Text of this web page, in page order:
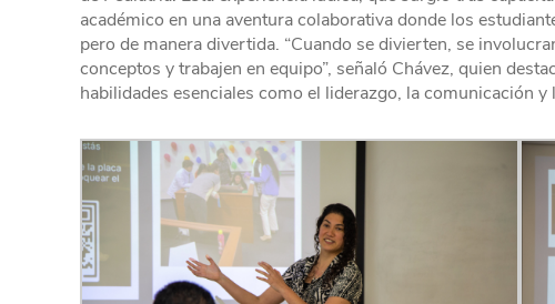
académico en una aventura colaborativa donde los
pero de manera divertida. “Cuando se divierten, se
conceptos y trabajen en equipo”, señaló Chávez, quien
habilidades esenciales como el liderazgo, la comunicación y